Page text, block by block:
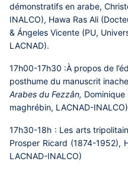
démonstratifs en arabe,
INALCO), Hawa Ras Ali
& Ángeles Vicente (PU,
LACNAD).
17h00-17h30 :À propos de
posthume du manuscrit
Arabes du Fezzân, Dominique
maghrébin, LACNAD-INALCO)
17h30-18h : Les arts
Prosper Ricard (1874-1952),
LACNAD-INALCO)